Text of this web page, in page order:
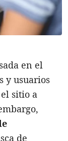
en el
y usuarios
sitio a
de